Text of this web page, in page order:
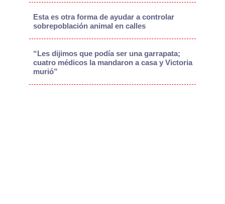
Esta es otra forma de ayudar a controlar
sobrepoblación animal en calles
“Les dijimos que podía ser una garrapata;
cuatro médicos la mandaron a casa y Victoria
murió”